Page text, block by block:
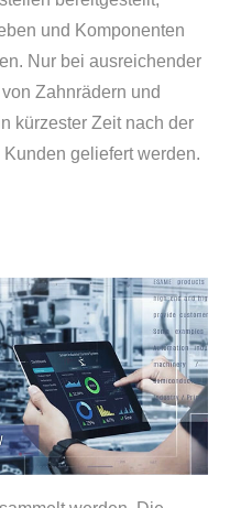
und Komponenten
Nur bei ausreichender
Zahnrädern und
kürzester Zeit nach der
geliefert werden.